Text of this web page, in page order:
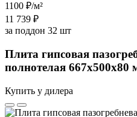
1100 ₽/м²
11 739 ₽
за поддон 32 шт
Плита гипсовая
полнотелая 667х500х80
Купить у дилера